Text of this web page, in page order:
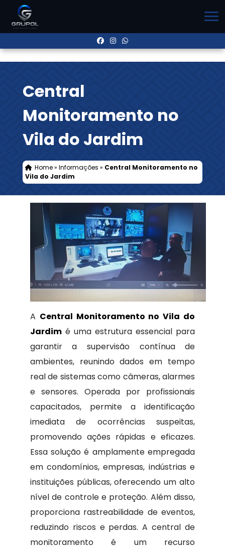
Central
Monitoramento no
Vila do Jardim
Home» Informações » Central Monitoramento no
Vila do Jardim
A Central Monitoramento no Vila do
Jardimé uma estrutura essencial para
garantir a supervisão contínua de
ambientes, reunindo dados em tempo
real de sistemas como câmeras, alarmes
e sensores. Operada por profissionais
capacitados, permite a identificação
imediata de ocorrências suspeitas,
promovendo ações rápidas e eficazes.
Essa solução é amplamente empregada
em condomínios, empresas, indústrias e
instituições públicas, oferecendo um alto
nível de controle e proteção. Além disso,
proporciona rastreabilidade de eventos,
reduzindo riscos e perdas. A central de
monitoramento é um recurso